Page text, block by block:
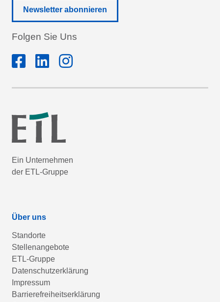
Newsletter abonnieren
Folgen Sie Uns
Ein Unternehmen
der ETL-Gruppe
Über uns
Standorte
Stellenangebote
ETL-Gruppe
Datenschutzerklärung
Impressum
Barrierefreiheitserklärung